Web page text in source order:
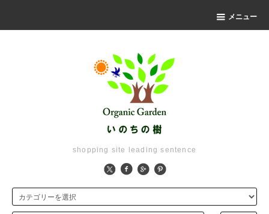
メニュー
shopping site leading sentence